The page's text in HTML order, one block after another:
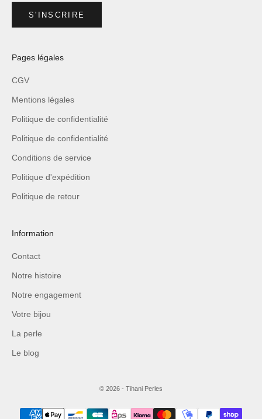
S'INSCRIRE
Pages légales
CGV
Mentions légales
Politique de confidentialité
Politique de confidentialité
Conditions de service
Politique d'expédition
Politique de retour
Information
Contact
Notre histoire
Notre engagement
Votre bijou
La perle
Le blog
© 2026 - Tihani Perles